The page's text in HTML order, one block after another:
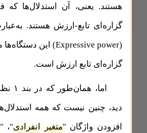
هستند. یعنی، آن استدلا‌ل‌ها
گزاره‌ای تابع-ارزش هستند.
(
Expressive power) این دستگاه‌ها
گزاره‌ای تابع ارزش است.
اما، همان‌طور که در بند ۱ نظریه سورها
دید، چنین نیست که همه
افزودن واژگان "متغیر انفرادی"، "